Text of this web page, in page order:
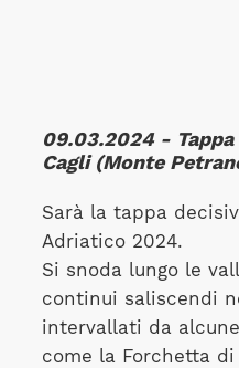
09.03.2024 -
Cagli (Monte
Sarà la tappa
Adriatico 2024.
Si snoda lungo le
continui saliscendi
intervallati da
come la Forchetta di